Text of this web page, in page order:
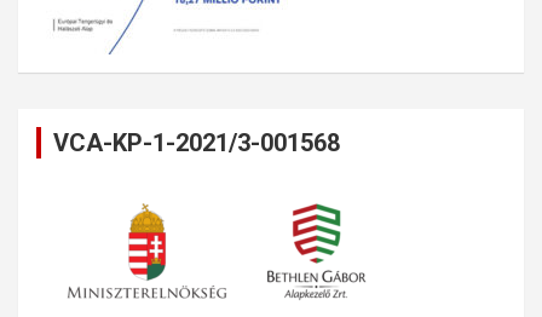
VCA-KP-1-2021/3-001568